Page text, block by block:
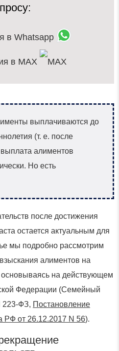
в Whatsapp
в MAX
выплачиваются до
(т. е. после
выплата алиментов
Но есть
после достижения
остается актуальным для
мы подробно рассмотрим
алиментов на
на действующем
Федерации (Семейный
223-ФЗ, Постановление
РФ от 26.12.2017 N 56).